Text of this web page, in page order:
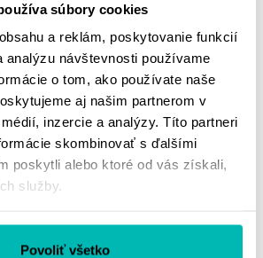
súbory cookies
a reklám, poskytovanie funkcií
analýzu návštevnosti používame
o tom, ako používate naše
aj našim partnerom v
inzercie a analýzy. Títo partneri
skombinovať s ďalšími
poskytli alebo ktoré od vás získali,
služby.
Povoliť všetko
vrátenie
BY SA VÁM
PÁČIŤ
PRODUKTY